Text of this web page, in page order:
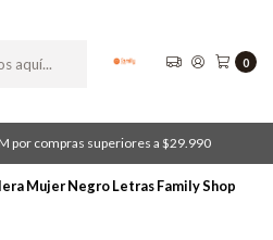
0
por compras superiores a $29.990
Mujer Negro Letras Family Shop